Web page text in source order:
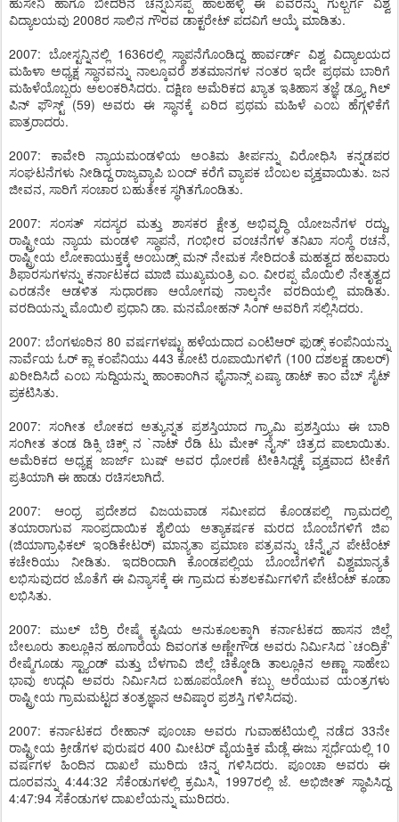
ವಿದ್ಯಾಲಯವು 2008ರ ಸಾಲಿನ ಗೌರವ ಡಾಕ್ಟರೇಟ್ ಪದವಿಗೆ ಆಯ್ಕೆ ಮಾಡಿತು.
2007: ಬೋಸ್ಟನ್ನಿನಲ್ಲಿ 1636ರಲ್ಲಿ ಸ್ಥಾಪನೆಗೊಂಡಿದ್ದ ಹಾರ್ವರ್ಡ್ ವಿಶ್ವ ವಿದ್ಯಾಲಯದ
ಮಹಿಳಾ ಅಧ್ಯಕ್ಷ ಸ್ಥಾನವನ್ನು ನಾಲ್ಕೂವರೆ ಶತಮಾನಗಳ ನಂತರ ಇದೇ ಪ್ರಥಮ ಬಾರಿಗೆ
ಮಹಿಳೆಯೊಬ್ಬರು ಅಲಂಕರಿಸಿದರು. ದಕ್ಷಿಣ ಅಮೆರಿಕದ ಖ್ಯಾತ ಇತಿಹಾಸ ತಜ್ಞೆ ಡ್ರ್ಯೂ ಗಿಲ್
ಪಿನ್ ಫೌಸ್ಟ್ (59) ಅವರು ಈ ಸ್ಥಾನಕ್ಕೆ ಏರಿದ ಪ್ರಥಮ ಮಹಿಳೆ ಎಂಬ ಹೆಗ್ಗಳಿಕೆಗೆ
ಪಾತ್ರರಾದರು.
2007: ಕಾವೇರಿ ನ್ಯಾಯಮಂಡಳಿಯ ಅಂತಿಮ ತೀರ್ಪನ್ನು ವಿರೋಧಿಸಿ ಕನ್ನಡಪರ
ಸಂಘಟನೆಗಳು ನೀಡಿದ್ದ ರಾಜ್ಯವ್ಯಾಪಿ ಬಂದ್ ಕರೆಗೆ ವ್ಯಾಪಕ ಬೆಂಬಲ ವ್ಯಕ್ತವಾಯಿತು. ಜನ
ಜೀವನ, ಸಾರಿಗೆ ಸಂಚಾರ ಬಹುತೇಕ ಸ್ಥಗಿತಗೊಂಡಿತು.
2007: ಸಂಸತ್ ಸದಸ್ಯರ ಮತ್ತು ಶಾಸಕರ ಕ್ಷೇತ್ರ ಅಭಿವೃದ್ಧಿ ಯೋಜನೆಗಳ ರದ್ದು,
ರಾಷ್ಟ್ರೀಯ ನ್ಯಾಯ ಮಂಡಳಿ ಸ್ಥಾಪನೆ, ಗಂಭೀರ ವಂಚನೆಗಳ ತನಿಖಾ ಸಂಸ್ಥೆ ರಚನೆ,
ರಾಷ್ಟ್ರೀಯ ಲೋಕಾಯುಕ್ತಕ್ಕೆ ಅಂಬುಡ್ಸ್ ಮನ್ ನೇಮಕ ಸೇರಿದಂತೆ ಮಹತ್ವದ ಹಲವಾರು
ಶಿಫಾರಸುಗಳನ್ನು ಕರ್ನಾಟಕದ ಮಾಜಿ ಮುಖ್ಯಮಂತ್ರಿ ಎಂ. ವೀರಪ್ಪ ಮೊಯಿಲಿ ನೇತೃತ್ವದ
ಎರಡನೇ ಆಡಳಿತ ಸುಧಾರಣಾ ಆಯೋಗವು ನಾಲ್ಕನೇ ವರದಿಯಲ್ಲಿ ಮಾಡಿತು.
ವರದಿಯನ್ನು ಮೊಯಿಲಿ ಪ್ರಧಾನಿ ಡಾ. ಮನಮೋಹನ್ ಸಿಂಗ್ ಅವರಿಗೆ ಸಲ್ಲಿಸಿದರು.
2007: ಬೆಂಗಳೂರಿನ 80 ವರ್ಷಗಳಷ್ಟು ಹಳೆಯದಾದ ಎಂಟಿಆರ್ ಫುಡ್ಸ್ ಕಂಪೆನಿಯನ್ನು
ನಾರ್ವೆಯ ಓರ್ ಕ್ಲಾ ಕಂಪೆನಿಯು 443 ಕೋಟಿ ರೂಪಾಯಿಗಳಿಗೆ (100 ದಶಲಕ್ಷ ಡಾಲರ್)
ಖರೀದಿಸಿದೆ ಎಂಬ ಸುದ್ದಿಯನ್ನು ಹಾಂಕಾಂಗಿನ ಫೈನಾನ್ಸ್ ಏಷ್ಯಾ ಡಾಟ್ ಕಾಂ ವೆಬ್ ಸೈಟ್
ಪ್ರಕಟಿಸಿತು.
2007: ಸಂಗೀತ ಲೋಕದ ಅತ್ಯುನ್ನತ ಪ್ರಶಸ್ತಿಯಾದ ಗ್ರ್ಯಾಮಿ ಪ್ರಶಸ್ತಿಯು ಈ ಬಾರಿ
ಸಂಗೀತ ತಂಡ ಡಿಕ್ಸಿ ಚಿಕ್ಸ್ ನ `ನಾಟ್ ರೆಡಿ ಟು ಮೇಕ್ ನೈಸ್' ಚಿತ್ರದ ಪಾಲಾಯಿತು.
ಅಮೆರಿಕದ ಅಧ್ಯಕ್ಷ ಜಾರ್ಜ್ ಬುಷ್ ಅವರ ಧೋರಣೆ ಟೀಕಿಸಿದ್ದಕ್ಕೆ ವ್ಯಕ್ತವಾದ ಟೀಕೆಗೆ
ಪ್ರತಿಯಾಗಿ ಈ ಹಾಡು ರಚಿಸಲಾಗಿದೆ.
2007: ಆಂಧ್ರ ಪ್ರದೇಶದ ವಿಜಯವಾಡ ಸಮೀಪದ ಕೊಂಡಪಲ್ಲಿ ಗ್ರಾಮದಲ್ಲಿ
ತಯಾರಾಗುವ ಸಾಂಪ್ರದಾಯಿಕ ಶೈಲಿಯ ಅತ್ಯಾಕರ್ಷಕ ಮರದ ಬೊಂಬೆಗಳಿಗೆ ಜಿಐ
(ಜಿಯಾಗ್ರಾಫಿಕಲ್ ಇಂಡಿಕೇಟರ್) ಮಾನ್ಯತಾ ಪ್ರಮಾಣ ಪತ್ರವನ್ನು ಚೆನ್ನೈನ ಪೇಟೆಂಟ್
ಕಚೇರಿಯು ನೀಡಿತು. ಇದರಿಂದಾಗಿ ಕೊಂಡಪಲ್ಲಿಯ ಬೊಂಬೆಗಳಿಗೆ ವಿಶ್ವಮಾನ್ಯತೆ
ಲಭಿಸುವುದರ ಜೊತೆಗೆ ಈ ವಿನ್ಯಾಸಕ್ಕೆ ಈ ಗ್ರಾಮದ ಕುಶಲಕರ್ಮಿಗಳಿಗೆ ಪೇಟೆಂಟ್ ಕೂಡಾ
ಲಭಿಸಿತು.
2007: ಮುಲ್ ಬೆರ್ರಿ ರೇಷ್ಮೆ ಕೃಷಿಯ ಅನುಕೂಲಕ್ಕಾಗಿ ಕರ್ನಾಟಕದ ಹಾಸನ ಜಿಲ್ಲೆ
ಬೇಲೂರು ತಾಲ್ಲೂಕಿನ ಹೂಗಾರೆಯ ದಿವಂಗತ ಅಣ್ಣೇಗೌಡ ಅವರು ನಿರ್ಮಿಸಿದ `ಚಂದ್ರಿಕೆ'
ರೇಷ್ಮೆಗೂಡು ಸ್ಟ್ಯಾಂಡ್ ಮತ್ತು ಬೆಳಗಾವಿ ಜಿಲ್ಲೆ ಚಿಕ್ಕೋಡಿ ತಾಲ್ಲೂಕಿನ ಅಣ್ಣಾ ಸಾಹೇಬ
ಭಾವು ಉದ್ಗವಿ ಅವರು ನಿರ್ಮಿಸಿದ ಬಹೂಪಯೋಗಿ ಕಬ್ಬು ಅರೆಯುವ ಯಂತ್ರಗಳು
ರಾಷ್ಟ್ರೀಯ ಗ್ರಾಮಮಟ್ಟದ ತಂತ್ರಜ್ಞಾನ ಆವಿಷ್ಕಾರ ಪ್ರಶಸ್ತಿ ಗಳಿಸಿದವು.
2007: ಕರ್ನಾಟಕದ ರೇಹಾನ್ ಪೂಂಚಾ ಅವರು ಗುವಾಹಟಿಯಲ್ಲಿ ನಡೆದ 33ನೇ
ರಾಷ್ಟ್ರೀಯ ಕ್ರೀಡೆಗಳ ಪುರುಷರ 400 ಮೀಟರ್ ವೈಯಕ್ತಿಕ ಮೆಡ್ಲೆ ಈಜು ಸ್ಪರ್ಧೆಯಲ್ಲಿ 10
ವರ್ಷಗಳ ಹಿಂದಿನ ದಾಖಲೆ ಮುರಿದು ಚಿನ್ನ ಗಳಿಸಿದರು. ಪೂಂಚಾ ಅವರು ಈ
ದೂರವನ್ನು 4:44:32 ಸೆಕೆಂಡುಗಳಲ್ಲಿ ಕ್ರಮಿಸಿ, 1997ರಲ್ಲಿ ಜೆ. ಅಭಿಜೀತ್ ಸ್ಥಾಪಿಸಿದ್ದ
4:47:94 ಸೆಕೆಂಡುಗಳ ದಾಖಲೆಯನ್ನು ಮುರಿದರು.